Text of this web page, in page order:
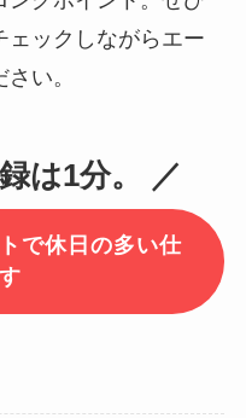
ェックしながらエー
い。
は1分。 ／
で休日の多い仕